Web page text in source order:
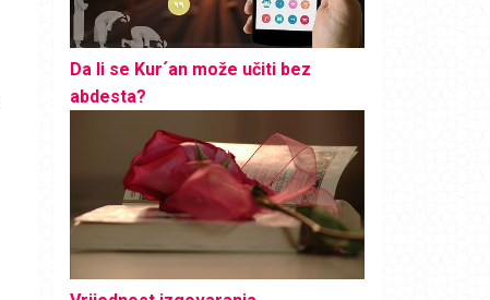
Da li se Kur´an može učiti bez
abdesta?